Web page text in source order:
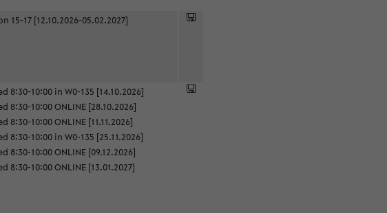
15-17 [12.10.2026-05.02.2027]
8:30-10:00 in W0-135 [14.10.2026]
8:30-10:00 ONLINE [28.10.2026]
8:30-10:00 ONLINE [11.11.2026]
8:30-10:00 in W0-135 [25.11.2026]
8:30-10:00 ONLINE [09.12.2026]
8:30-10:00 ONLINE [13.01.2027]